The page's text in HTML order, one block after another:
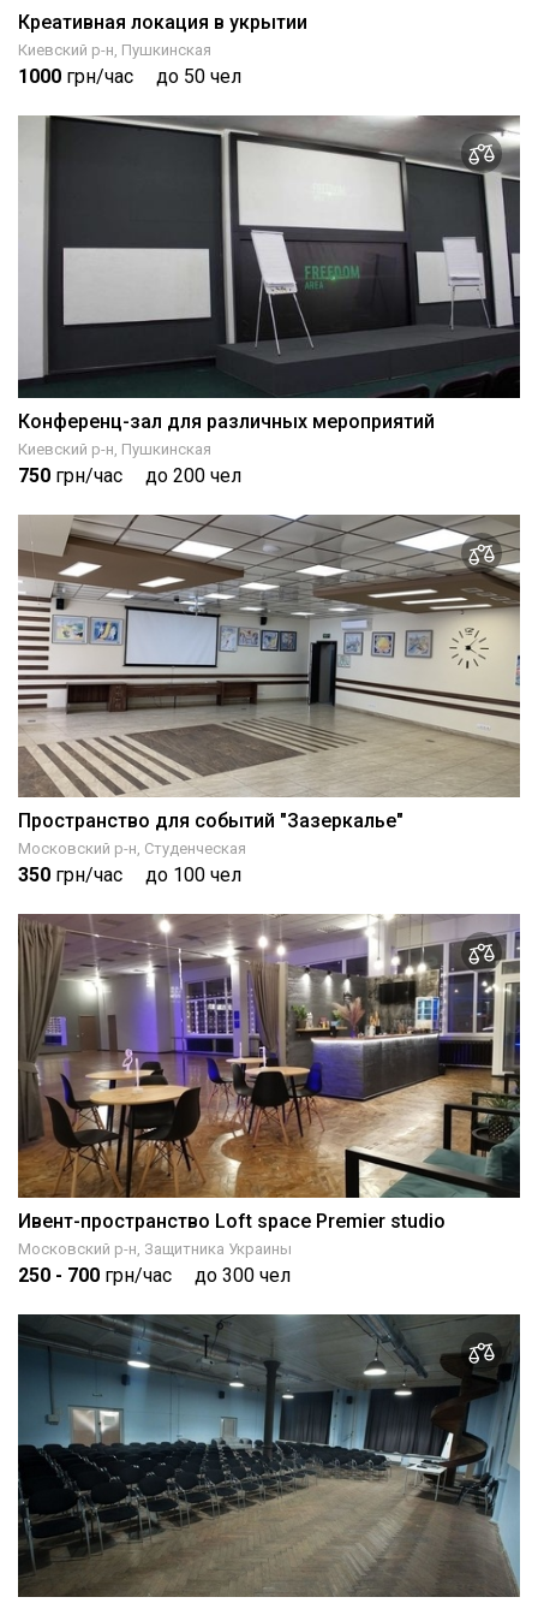
Креативная локация в укрытии
Киевский р-н, Пушкинская
1000 грн/час до 50 чел
Конференц-зал для различных мероприятий
Киевский р-н, Пушкинская
750 грн/час до 200 чел
Пространство для событий "Зазеркалье"
Московский р-н, Студенческая
350 грн/час до 100 чел
Ивент-пространство Loft space Premier studio
Московский р-н, Защитника Украины
250 - 700 грн/час до 300 чел